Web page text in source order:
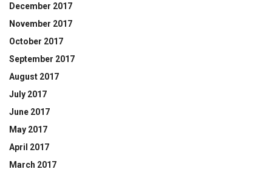
December 2017
November 2017
October 2017
September 2017
August 2017
July 2017
June 2017
May 2017
April 2017
March 2017